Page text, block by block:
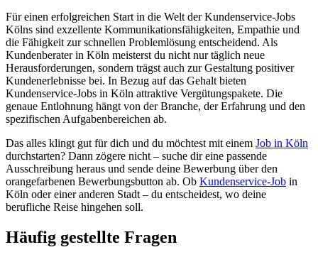
Für einen erfolgreichen Start in die Welt der Kundenservice-Jobs
Kölns sind exzellente Kommunikationsfähigkeiten, Empathie und
die Fähigkeit zur schnellen Problemlösung entscheidend. Als
Kundenberater in Köln meisterst du nicht nur täglich neue
Herausforderungen, sondern trägst auch zur Gestaltung positiver
Kundenerlebnisse bei. In Bezug auf das Gehalt bieten
Kundenservice-Jobs in Köln attraktive Vergütungspakete. Die
genaue Entlohnung hängt von der Branche, der Erfahrung und den
spezifischen Aufgabenbereichen ab.
Das alles klingt gut für dich und du möchtest mit einem Job in Köln
durchstarten? Dann zögere nicht – suche dir eine passende
Ausschreibung heraus und sende deine Bewerbung über den
orangefarbenen Bewerbungsbutton ab. Ob Kundenservice-Job in
Köln oder einer anderen Stadt – du entscheidest, wo deine
berufliche Reise hingehen soll.
Häufig gestellte Fragen